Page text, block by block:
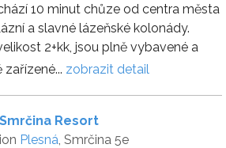
10 minut chůze od centra města
a slavné lázeňské kolonády.
2+kk, jsou plně vybavené a
zobrazit detail
Smrčina Resort
Plesná, Smrčina 5e